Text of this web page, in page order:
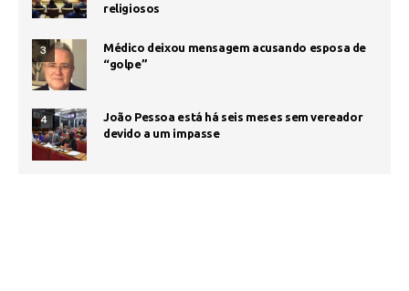
religiosos
3
Médico deixou mensagem acusando esposa de
“golpe”
4
João Pessoa está há seis meses sem vereador
devido a um impasse